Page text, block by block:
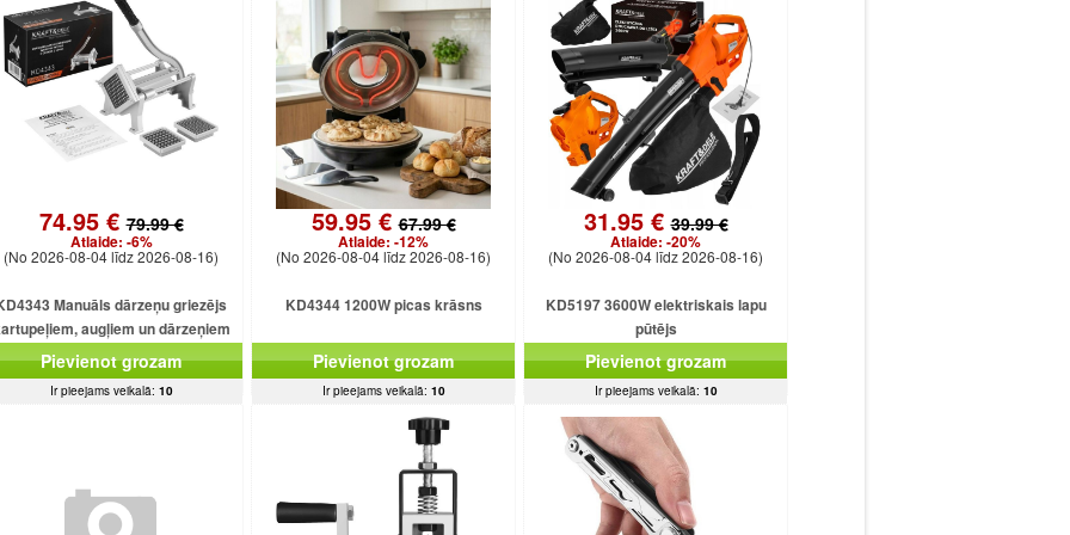
74.95 €79.99 €
Atlaide: -6%
(No 2026-08-04 līdz 2026-08-16)
Manuāls dārzeņu griezējs
augļiem un dārzeņiem
Pievienot grozam
Ir pieejams veikalā: 10
59.95 €67.99 €
Atlaide: -12%
(No 2026-08-04 līdz 2026-08-16)
KD4344 1200W picas krāsns
Pievienot grozam
Ir pieejams veikalā: 10
31.95 €39.99 €
Atlaide: -20%
(No 2026-08-04 līdz 2026-08-16)
KD5197 3600W elektriskais lapu
pūtējs
Pievienot grozam
Ir pieejams veikalā: 10